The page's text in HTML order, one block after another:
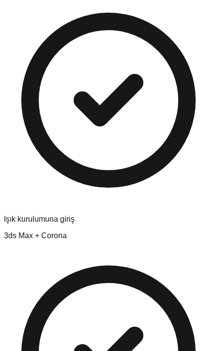
Işık kurulumuna giriş
3ds Max + Corona